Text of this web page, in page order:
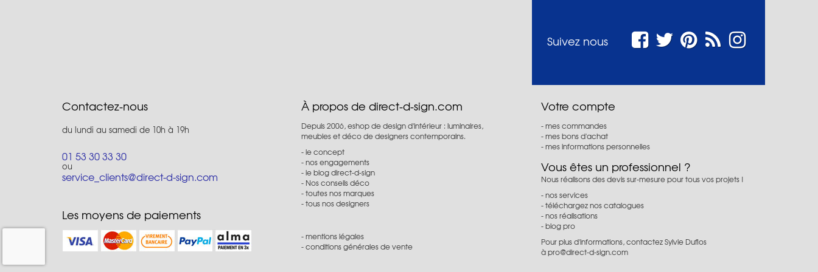
Suivez nous
Contactez-nous
du lundi au samedi de 10h à 19h
01 53 30 33 30
ou
service_clients@direct-d-sign.com
Les moyens de paiements
À propos de direct-d-sign.com
Depuis 2006, eshop de design d'intérieur : luminaires,
meubles et déco de designers contemporains.
le concept
nos engagements
le blog direct-d-sign
Nos conseils déco
toutes nos marques
tous nos designers
mentions légales
conditions générales de vente
Votre compte
mes commandes
mes bons d'achat
mes informations personnelles
Vous êtes un professionnel ?
Nous réalisons des devis sur-mesure pour tous vos projets !
nos services
téléchargez nos catalogues
nos réalisations
blog pro
Pour plus d'informations, contactez Sylvie Duflos
àpro@direct-d-sign.com